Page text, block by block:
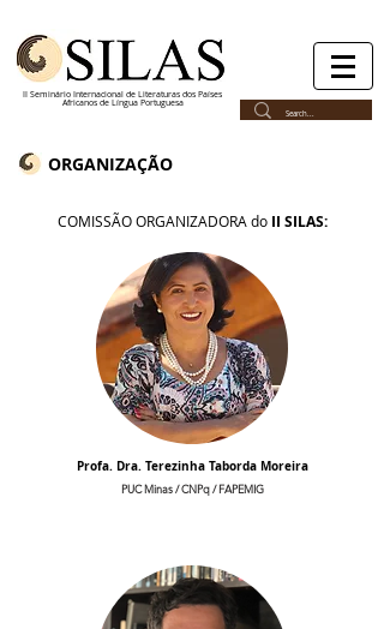
II Seminário Internacional de Literaturas dos Países
Africanos de Língua Portuguesa
ORGANIZAÇÃO
COMISSÃO ORGANIZADORA do II SILAS:
Profa. Dra. Terezinha Taborda Moreira
PUC Minas / CNPq / FAPEMIG